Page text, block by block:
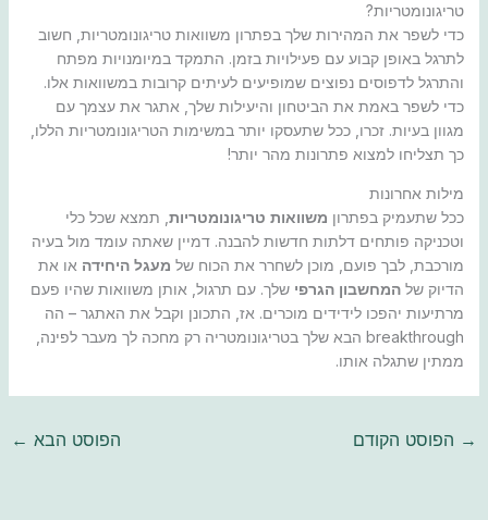
טריגונומטריות?
כדי לשפר את המהירות שלך בפתרון משוואות טריגונומטריות, חשוב
לתרגל באופן קבוע עם פעילויות בזמן. התמקד במיומנויות מפתח
והתרגל לדפוסים נפוצים שמופיעים לעיתים קרובות במשוואות אלו.
כדי לשפר באמת את הביטחון והיעילות שלך, אתגר את עצמך עם
מגוון בעיות. זכרו, ככל שתעסקו יותר במשימות הטריגונומטריות הללו,
כך תצליחו למצוא פתרונות מהר יותר!
מילות אחרונות
ככל שתעמיק בפתרון משוואות טריגונומטריות, תמצא שכל כלי
וטכניקה פותחים דלתות חדשות להבנה. דמיין שאתה עומד מול בעיה
מורכבת, לבך פועם, מוכן לשחרר את הכוח של מעגל היחידה או את
הדיוק של המחשבון הגרפי שלך. עם תרגול, אותן משוואות שהיו פעם
מרתיעות יהפכו לידידים מוכרים. אז, התכונן וקבל את האתגר – הה
breakthrough הבא שלך בטריגונומטריה רק מחכה לך מעבר לפינה,
ממתין שתגלה אותו.
→ הפוסט הקודם הפוסט הבא ←